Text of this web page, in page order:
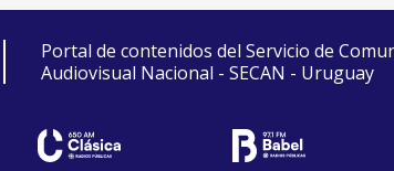
Portal de contenidos del Servicio de
Audiovisual Nacional - SECAN - Uruguay